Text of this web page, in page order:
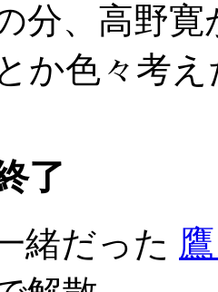
分、高野
か色々考
了
緒だった